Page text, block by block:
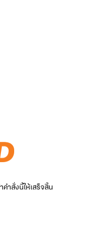
ำสั่งนี้ให้เสร็จสิ้น